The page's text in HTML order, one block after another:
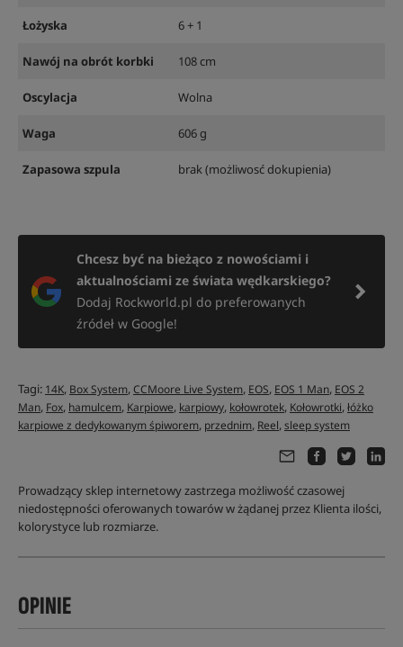
Łożyska 6 + 1
Nawój na obrót korbki 108 cm
Oscylacja Wolna
Waga 606 g
Zapasowa szpula brak (możliwosć dokupienia)
Chcesz być na bieżąco z nowościami i
aktualnościami ze świata wędkarskiego?
Dodaj Rockworld.pl do preferowanych
źródeł w Google!
Tagi: 14K, Box System,CCMoore Live System, EOS, EOS 1 Man, EOS 2
Man, Fox, hamulcem, Karpiowe, karpiowy, kołowrotek, Kołowrotki,łóżko
karpiowe z dedykowanym śpiworem, przednim, Reel,sleep system
Prowadzący sklep internetowy zastrzega możliwość czasowej
niedostępności oferowanych towarów w żądanej przez Klienta ilości,
kolorystyce lub rozmiarze.
OPINIE